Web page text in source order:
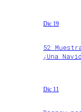
Dic 19
52
¡Una
Dic 11